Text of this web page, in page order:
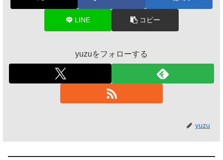
LINE コピー
yuzuをフォローする
yuzu